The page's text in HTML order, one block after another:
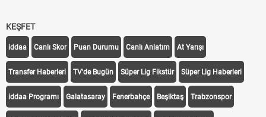
KEŞFET
iddaa Canlı Skor Puan Durumu Canlı Anlatım At Yarışı
Transfer Haberleri TV'de Bugün Süper Lig Fikstür Süper Lig Haberleri
iddaa Programı Galatasaray Fenerbahçe Beşiktaş Trabzonspor